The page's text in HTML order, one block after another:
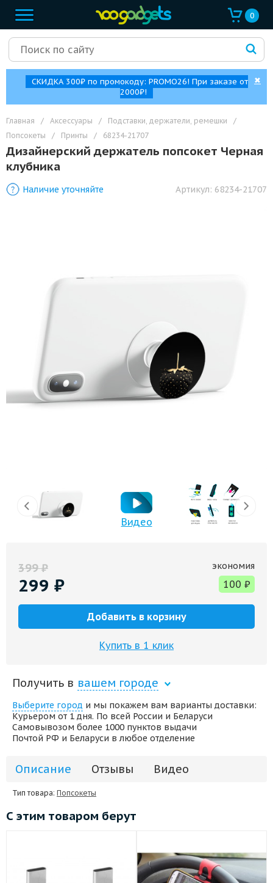
0
СКИДКА 300₽ по промокоду: PROMO26! При заказе от
2000₽!
✖
Главная / Аксессуары / Подставки, держатели, ремешки
/
Попсокеты
/ Принты / 68234-21707
Дизайнерский держатель попсокет Черная
клубника
Видео
Наличие уточняйте Артикул: 68234-21707
399₽
299 ₽
экономия
100 ₽
Добавить в корзину
Купить в 1 клик
Получить в вашем городе
Выберите город и мы покажем вам варианты доставки:
Курьером от 1 дня. По всей России и Беларуси
Самовывозом более 1000 пунктов выдачи
Почтой РФ и Беларуси в любое отделение
Описание Отзывы Видео
Тип товара: Попсокеты
С этим товаром берут